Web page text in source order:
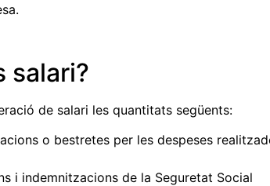
salari?
de salari les quantitats següents:
o bestretes per les despeses
i indemnitzacions de la Seguretat Social